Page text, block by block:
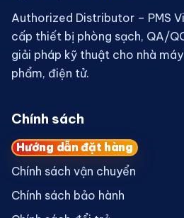
Authorized Distributor – PMS
cấp thiết bị phòng sạch, QA/
giải pháp kỹ thuật cho nhà
phẩm, điện tử.
Chính sách
Hướng dẫn đặt hàng
Chính sách vận chuyển
Chính sách bảo hành